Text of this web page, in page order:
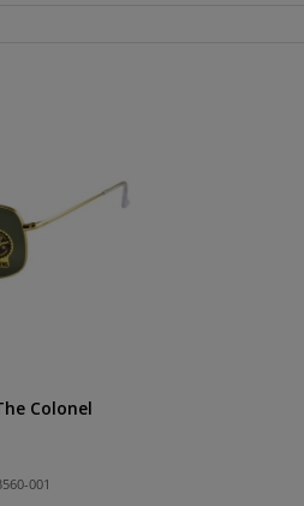
Colonel
001